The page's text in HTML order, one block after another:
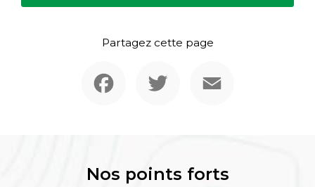
Partagez cette page
Nos points forts